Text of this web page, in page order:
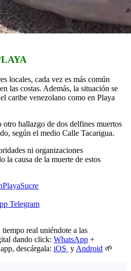
locales, cada vez es más común
las costas. Además, la situación se
caribe venezolano como en Playa
hallazgo de dos delfines muertos
según el medio Calle Tacarigua.
ni organizaciones
la causa de la muerte de estos
PlayaSucre
Telegram
real uniéndote a las
dando click: WhatsApp +
descárgala: iOS y Android 🌱